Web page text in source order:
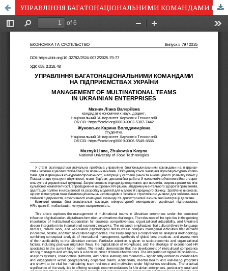
УПРАВЛІННЯ БАГАТОНАЦІОНАЛЬНИМИ КОМАНДАМИ НА ПІДПРИЄМСТВАХ УКРАЇНИ